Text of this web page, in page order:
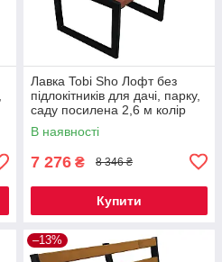
Лавка Tobi Sho Лофт без
підлокітників для дачі, парку,
саду посилена 2,6 м колір
черешня
В наявності
7 276 ₴ 8 346 ₴
Купити
–13%